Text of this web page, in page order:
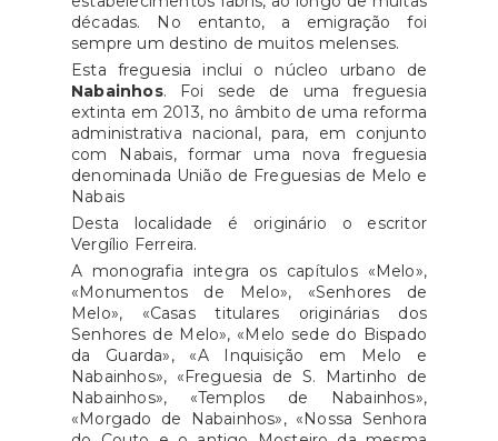
décadas. No entanto, a emigração foi
sempre um destino de muitos melenses.
Esta freguesia inclui o núcleo urbano de
Nabainhos. Foi sede de uma freguesia
extinta em 2013, no âmbito de uma reforma
administrativa nacional, para, em conjunto
com Nabais, formar uma nova freguesia
denominada União de Freguesias de Melo e
Nabais
Desta localidade é originário o escritor
Vergílio Ferreira.
A monografia integra os capítulos «Melo»,
«Monumentos de Melo», «Senhores de
Melo», «Casas titulares originárias dos
Senhores de Melo», «Melo sede do Bispado
da Guarda», «A Inquisição em Melo e
Nabainhos», «Freguesia de S. Martinho de
Nabainhos», «Templos de Nabainhos»,
«Morgado de Nabainhos», «Nossa Senhora